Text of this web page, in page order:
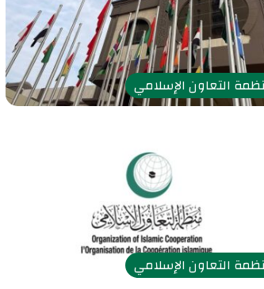
التعاون الإسلامي
التعاون الإسلامي